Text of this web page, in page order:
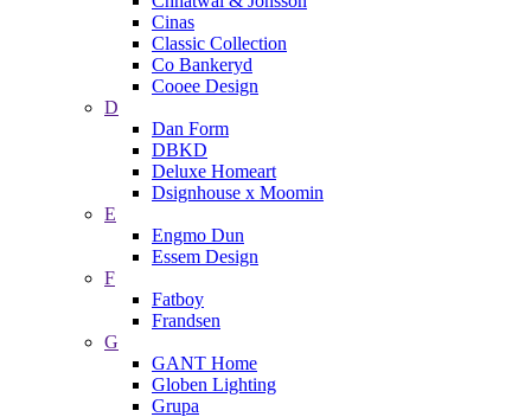
Cinas
Classic Collection
Co Bankeryd
Cooee Design
D
Dan Form
DBKD
Deluxe Homeart
Dsignhouse x Moomin
E
Engmo Dun
Essem Design
F
Fatboy
Frandsen
G
GANT Home
Globen Lighting
Grupa